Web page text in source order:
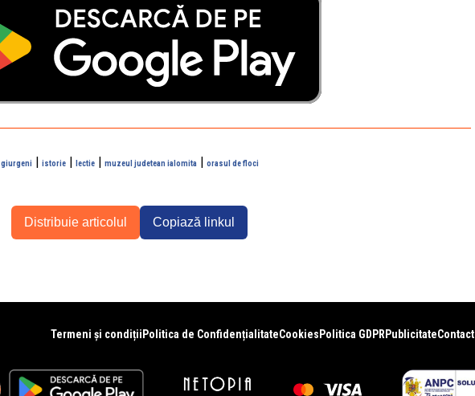
giurgeni | istorie| lectie| muzeul judetean ialomita | orasul de floci
Distribuie articolul Copiază linkul
Termeni și condiții Politica de ConfidențialitateCookies Politica GDPR PublicitateContact